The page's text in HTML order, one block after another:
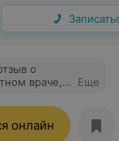
о
враче,
Еще
онлайн